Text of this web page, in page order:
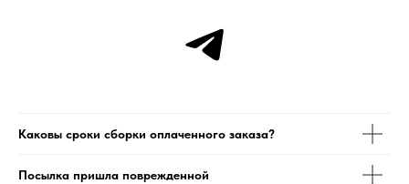
Каковы сроки сборки оплаченного заказа?
Посылка пришла поврежденной